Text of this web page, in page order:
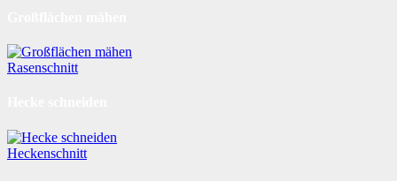
Rasenschnitt
Heckenschnitt